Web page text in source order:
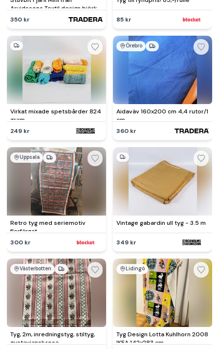
Arvidssons Textil design björk-
forth
350 kr 85 kr
Virkat mixade spetsbårder 824
gram
249 kr
Örebro
Aidaväv 160x200 cm 4,4 rutor/1
cm
360 kr
Uppsala
Retro tyg med seriemotiv
flerfärgat
300 kr
Vintage gabardin ull tyg - 3.5 m
349 kr
Västerbotten
Tyg, 2m, inredningstyg, stiltyg,
gustaviansk,rosa
Lidingö
Tyg Design Lotta Kuhlhorn 2008
IKEA 142x283 cm